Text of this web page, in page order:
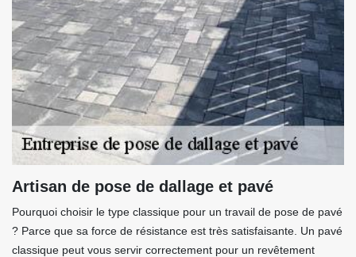
Artisan de pose de dallage et pavé
Pourquoi choisir le type classique pour un travail de pose de pavé
? Parce que sa force de résistance est très satisfaisante. Un pavé
classique peut vous servir correctement pour un revêtement